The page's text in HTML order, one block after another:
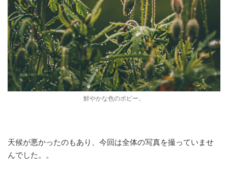
鮮やかな色のポピー。
天候が悪かったのもあり、今回は全体の写真を撮っていませ
んでした。。